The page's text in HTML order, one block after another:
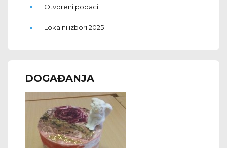
Otvoreni podaci
Lokalni izbori 2025
DOGAĐANJA